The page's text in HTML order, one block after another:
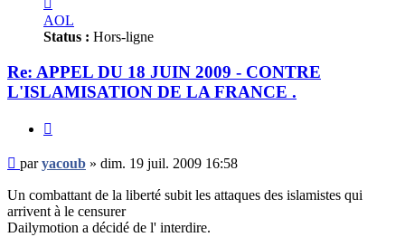
yacoub
AOL
Status : Hors-ligne
Re: APPEL DU 18 JUIN 2009 - CONTRE
L'ISLAMISATION DE LA FRANCE .
Message
non
lu
paryacoub » dim. 19 juil. 2009 16:58
Un combattant de la liberté subit les attaques des islamistes qui
arrivent à le censurer
Dailymotion a décidé de l' interdire.